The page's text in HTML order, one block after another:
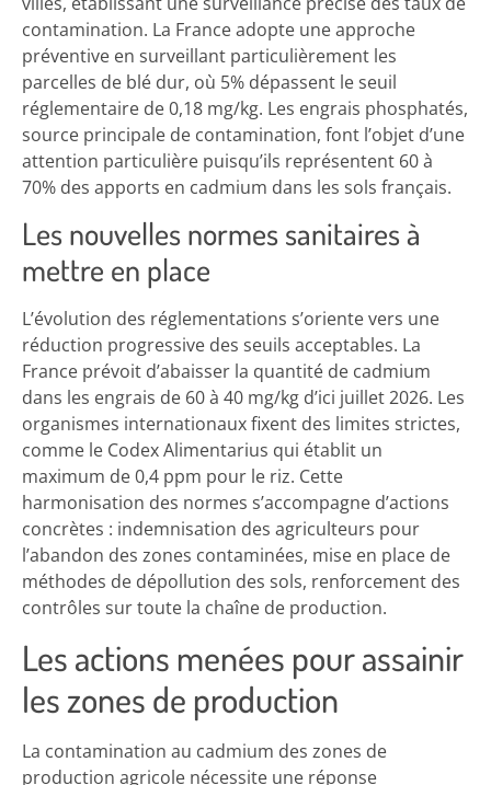
contamination. La France adopte une approche
préventive en surveillant particulièrement les
parcelles de blé dur, où 5% dépassent le seuil
réglementaire de 0,18 mg/kg. Les engrais phosphatés,
source principale de contamination, font l’objet d’une
attention particulière puisqu’ils représentent 60 à
70% des apports en cadmium dans les sols français.
Les nouvelles normes sanitaires à
mettre en place
L’évolution des réglementations s’oriente vers une
réduction progressive des seuils acceptables. La
France prévoit d’abaisser la quantité de cadmium
dans les engrais de 60 à 40 mg/kg d’ici juillet 2026. Les
organismes internationaux fixent des limites strictes,
comme le Codex Alimentarius qui établit un
maximum de 0,4 ppm pour le riz. Cette
harmonisation des normes s’accompagne d’actions
concrètes : indemnisation des agriculteurs pour
l’abandon des zones contaminées, mise en place de
méthodes de dépollution des sols, renforcement des
contrôles sur toute la chaîne de production.
Les actions menées pour assainir
les zones de production
La contamination au cadmium des zones de
production agricole nécessite une réponse